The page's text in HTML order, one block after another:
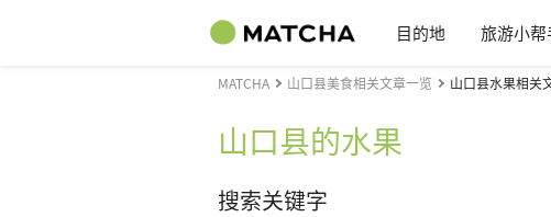
目的地 旅游小帮
MATCHA 山口县美食相关文章一览 山口县水果相关
山口县的水果
搜索关键字